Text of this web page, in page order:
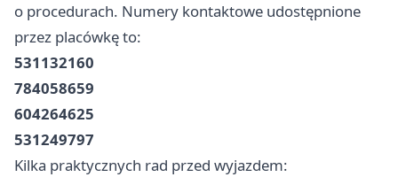
o procedurach. Numery kontaktowe udostępnione
przez placówkę to:
531132160
784058659
604264625
531249797
Kilka praktycznych rad przed wyjazdem: